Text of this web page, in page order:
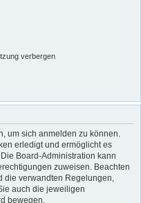
verbergen
um sich anmelden zu können.
erledigt und ermöglicht es
Board-Administration kann
zuweisen. Beachten
verwandten Regelungen,
auch die jeweiligen
bewegen.